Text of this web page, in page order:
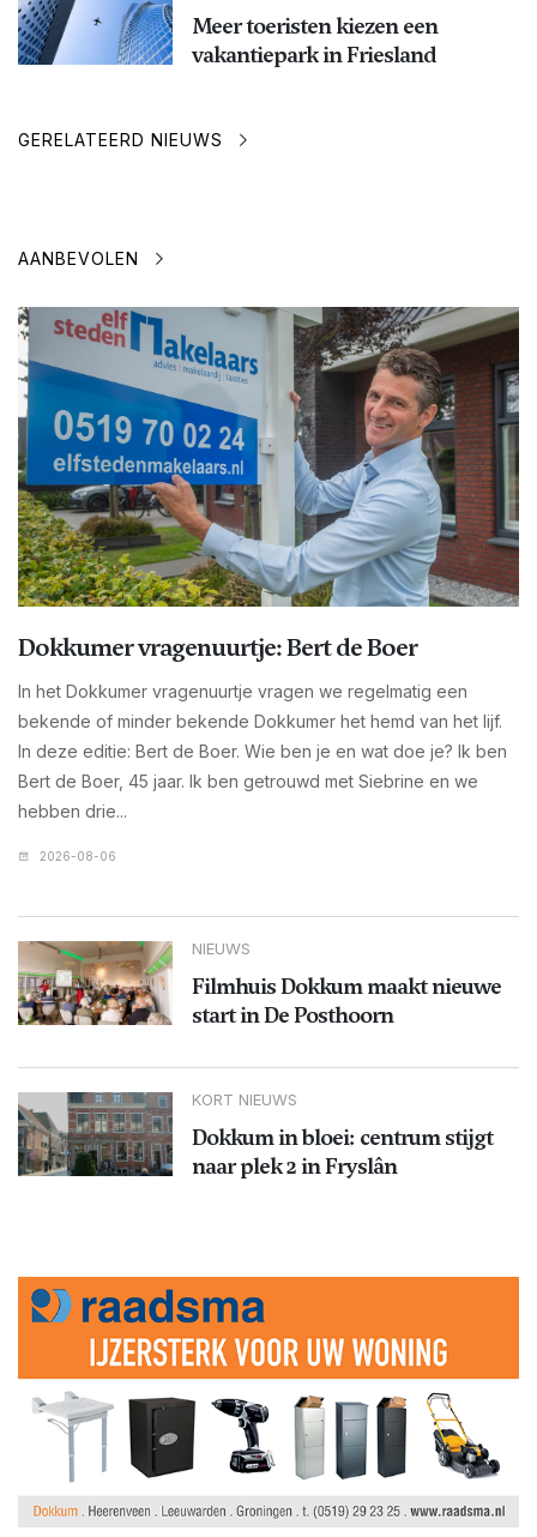
Meer toeristen kiezen een
vakantiepark in Friesland
GERELATEERD NIEUWS
AANBEVOLEN
Dokkumer vragenuurtje: Bert de Boer
In het Dokkumer vragenuurtje vragen we regelmatig een
bekende of minder bekende Dokkumer het hemd van het lijf.
In deze editie: Bert de Boer. Wie ben je en wat doe je? Ik ben
Bert de Boer, 45 jaar. Ik ben getrouwd met Siebrine en we
hebben drie...
2026-08-06
NIEUWS
Filmhuis Dokkum maakt nieuwe
start in De Posthoorn
KORT NIEUWS
Dokkum in bloei: centrum stijgt
naar plek 2 in Fryslân